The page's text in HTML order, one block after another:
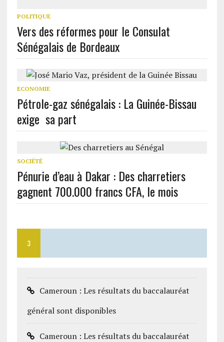
POLITIQUE
Vers des réformes pour le Consulat
Sénégalais de Bordeaux
ECONOMIE
Pétrole-gaz sénégalais : La Guinée-Bissau
exige sa part
SOCIÉTÉ
Pénurie d’eau à Dakar : Des charretiers
gagnent 700.000 francs CFA, le mois
3
Cameroun : Les résultats du baccalauréat
général sont disponibles
Cameroun : Les résultats du baccalauréat